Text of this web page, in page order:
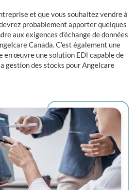
et que vous souhaitez vendre à
probablement apporter quelques
aux exigences d’échange de données
Canada. C’est également une
en œuvre une solution EDI capable de
gestion des stocks pour Angelcare